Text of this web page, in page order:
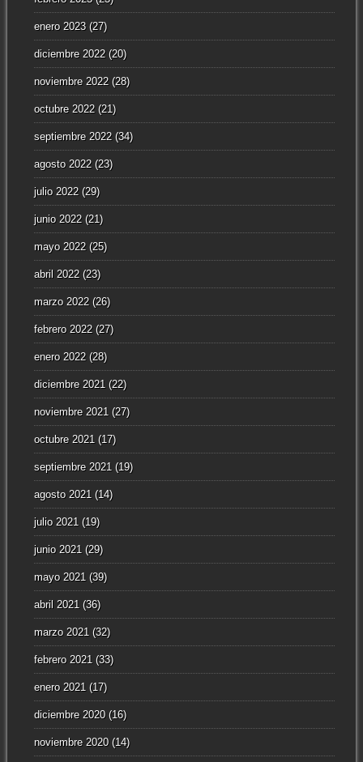
enero 2023(27)
diciembre 2022(20)
noviembre 2022(28)
octubre 2022(21)
septiembre 2022(34)
agosto 2022(23)
julio 2022(29)
junio 2022(21)
mayo 2022(25)
abril 2022(23)
marzo 2022(26)
febrero 2022(27)
enero 2022(28)
diciembre 2021 (22)
noviembre 2021 (27)
octubre 2021 (17)
septiembre 2021 (19)
agosto 2021 (14)
julio 2021 (19)
junio 2021 (29)
mayo 2021 (39)
abril 2021 (36)
marzo 2021 (32)
febrero 2021 (33)
enero 2021 (17)
diciembre 2020(16)
noviembre 2020(14)